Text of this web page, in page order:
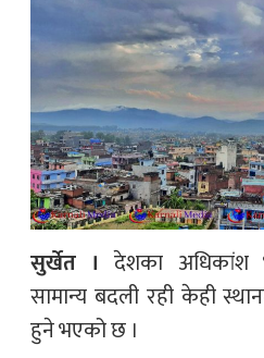
सुर्खेत । देशका अधिकांश
सामान्य बदली रही केही
हुने भएको छ ।